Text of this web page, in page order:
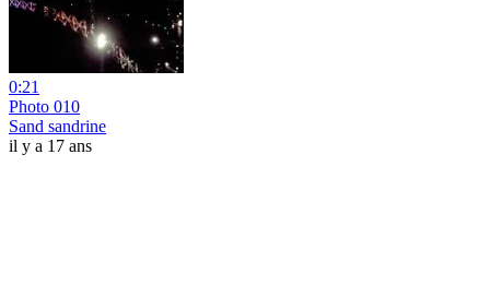
0:21
Photo 010
Sand sandrine
il y a 17 ans